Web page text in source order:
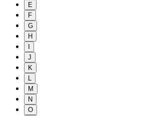
E
F
G
H
J
K
L
M
N
O